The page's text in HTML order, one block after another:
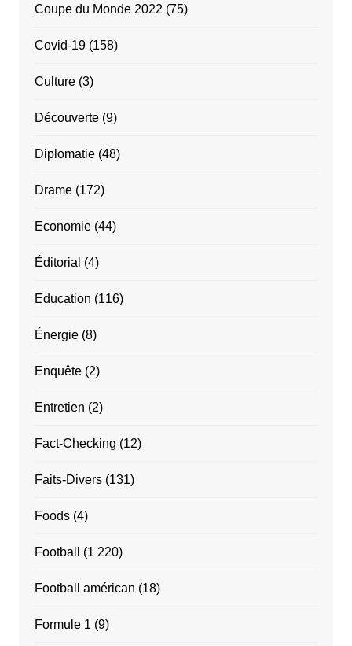
Coupe du Monde 2022 (75)
Covid-19(158)
Culture(3)
Découverte(9)
Diplomatie(48)
Drame(172)
Economie(44)
Éditorial (4)
Education (116)
Énergie(8)
Enquête(2)
Entretien (2)
Fact-Checking (12)
Faits-Divers(131)
Foods(4)
Football (1 220)
Football américan (18)
Formule 1 (9)